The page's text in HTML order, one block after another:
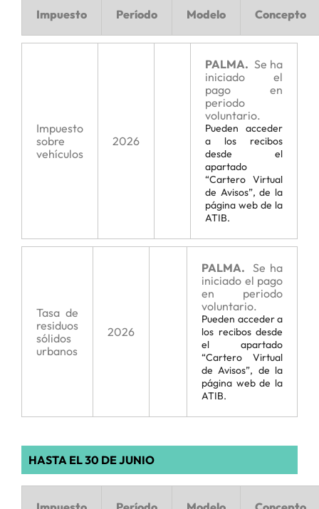
Impuesto Período Modelo Concepto
Impuesto
sobre
vehículos
2026
PALMA. Se ha
iniciado el
pago en
periodo
voluntario.
Pueden acceder
a los recibos
desde el
apartado
“Cartero Virtual
de Avisos”, de la
página web de la
ATIB.
Tasa de
residuos
sólidos
urbanos
2026
PALMA. Se ha
iniciado el pago
en periodo
voluntario.
Pueden acceder a
los recibos desde
el apartado
“Cartero Virtual
de Avisos”, de la
página web de la
ATIB.
HASTA EL 30 DE JUNIO